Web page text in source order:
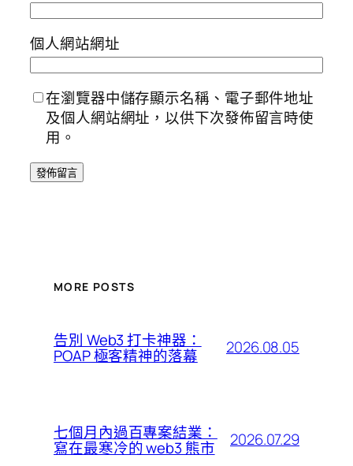
個人網站網址
在瀏覽器中儲存顯示名稱、電子郵件地址
及個人網站網址，以供下次發佈留言時使
用。
MORE POSTS
告別 Web3 打卡神器：
POAP 極客精神的落幕 2026.08.05
七個月內過百專案結業：
寫在最寒冷的 web3 熊市 2026.07.29